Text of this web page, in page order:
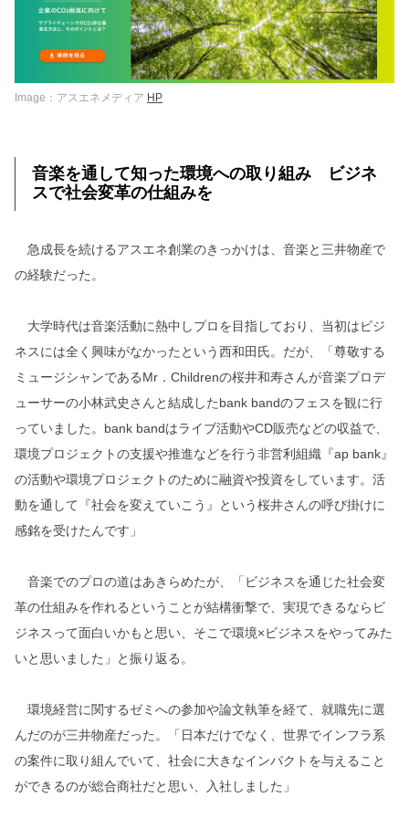
Image：アスエネメディア HP
音楽を通して知った環境への取り組み ビジネ
スで社会変革の仕組みを
急成長を続けるアスエネ創業のきっかけは、音楽と三井物産で
の経験だった。
大学時代は音楽活動に熱中しプロを目指しており、当初はビジ
ネスには全く興味がなかったという西和田氏。だが、「尊敬する
ミュージシャンであるMr．Childrenの桜井和寿さんが音楽プロデ
ューサーの小林武史さんと結成したbank bandのフェスを観に行
っていました。bank bandはライブ活動やCD販売などの収益で、
環境プロジェクトの支援や推進などを行う非営利組織『ap bank』
の活動や環境プロジェクトのために融資や投資をしています。活
動を通して『社会を変えていこう』という桜井さんの呼び掛けに
感銘を受けたんです」
音楽でのプロの道はあきらめたが、「ビジネスを通じた社会変
革の仕組みを作れるということが結構衝撃で、実現できるならビ
ジネスって面白いかもと思い、そこで環境×ビジネスをやってみた
いと思いました」と振り返る。
環境経営に関するゼミへの参加や論文執筆を経て、就職先に選
んだのが三井物産だった。「日本だけでなく、世界でインフラ系
の案件に取り組んでいて、社会に大きなインパクトを与えること
ができるのが総合商社だと思い、入社しました」